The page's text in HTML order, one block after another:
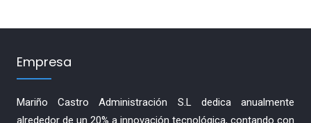
Empresa
Mariño Castro Administración S.L dedica anualmente
alrededor de un 20% a innovación tecnológica, contando con